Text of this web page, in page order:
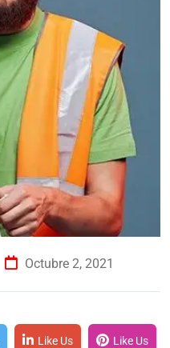
Octubre 2, 2021
Like Us Like Us